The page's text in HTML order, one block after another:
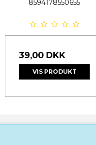
8594178550655
39,00 DKK
VIS PRODUKT